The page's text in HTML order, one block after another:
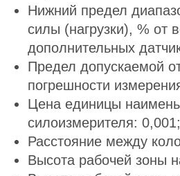
Нижний предел
силы (нагрузки), % от
дополнительных
Предел допускаемой
погрешности
Цена единицы
силоизмерителя: 0,001;
Расстояние между
Высота рабочей зоны